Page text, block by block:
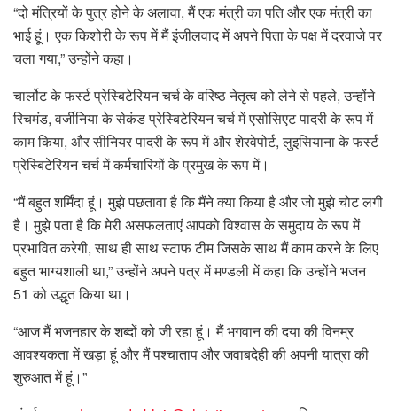
“दो मंत्रियों के पुत्र होने के अलावा, मैं एक मंत्री का पति और एक मंत्री का
भाई हूं। एक किशोरी के रूप में मैं इंजीलवाद में अपने पिता के पक्ष में दरवाजे पर
चला गया,” उन्होंने कहा।
चार्लोट के फर्स्ट प्रेस्बिटेरियन चर्च के वरिष्ठ नेतृत्व को लेने से पहले, उन्होंने
रिचमंड, वर्जीनिया के सेकंड प्रेस्बिटेरियन चर्च में एसोसिएट पादरी के रूप में
काम किया, और सीनियर पादरी के रूप में और शेरवेपोर्ट, लुइसियाना के फर्स्ट
प्रेस्बिटेरियन चर्च में कर्मचारियों के प्रमुख के रूप में।
“मैं बहुत शर्मिंदा हूं। मुझे पछतावा है कि मैंने क्या किया है और जो मुझे चोट लगी
है। मुझे पता है कि मेरी असफलताएं आपको विश्वास के समुदाय के रूप में
प्रभावित करेगी, साथ ही साथ स्टाफ टीम जिसके साथ मैं काम करने के लिए
बहुत भाग्यशाली था,” उन्होंने अपने पत्र में मण्डली में कहा कि उन्होंने भजन
51 को उद्धृत किया था।
“आज मैं भजनहार के शब्दों को जी रहा हूं। मैं भगवान की दया की विनम्र
आवश्यकता में खड़ा हूं और मैं पश्चाताप और जवाबदेही की अपनी यात्रा की
शुरुआत में हूं।”